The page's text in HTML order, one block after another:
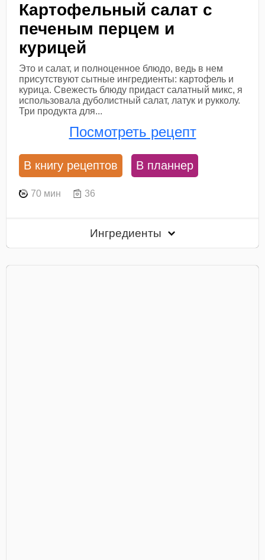
Картофельный салат с
печеным перцем и
курицей
Это и салат, и полноценное блюдо, ведь в нем
присутствуют сытные ингредиенты: картофель и
курица. Свежесть блюду придаст салатный микс, я
использовала дуболистный салат, латук и рукколу.
Три продукта для...
Посмотреть рецепт
В книгу рецептов В планнер
70 мин 36
Ингредиенты